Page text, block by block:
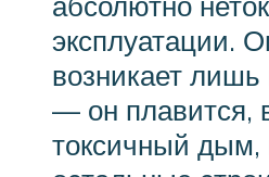
эксплуатации.
возникает лишь
— он плавится,
токсичный дым,